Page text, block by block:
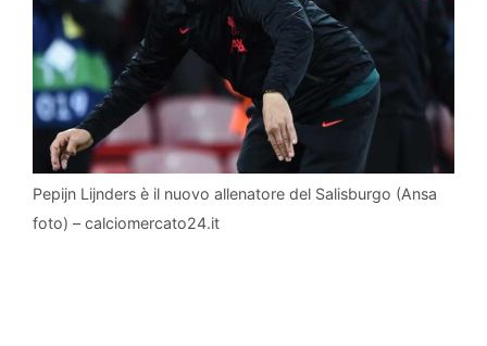
Pepijn Lijnders è il nuovo allenatore del Salisburgo (Ansa
foto) – calciomercato24.it